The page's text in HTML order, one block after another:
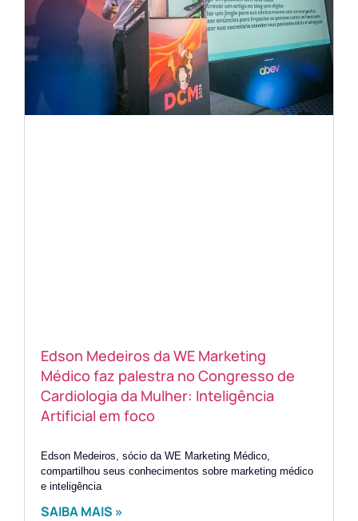
Edson Medeiros da WE Marketing
Médico faz palestra no Congresso de
Cardiologia da Mulher: Inteligência
Artificial em foco
Edson Medeiros, sócio da WE Marketing Médico,
compartilhou seus conhecimentos sobre marketing médico
e inteligência
SAIBA MAIS »